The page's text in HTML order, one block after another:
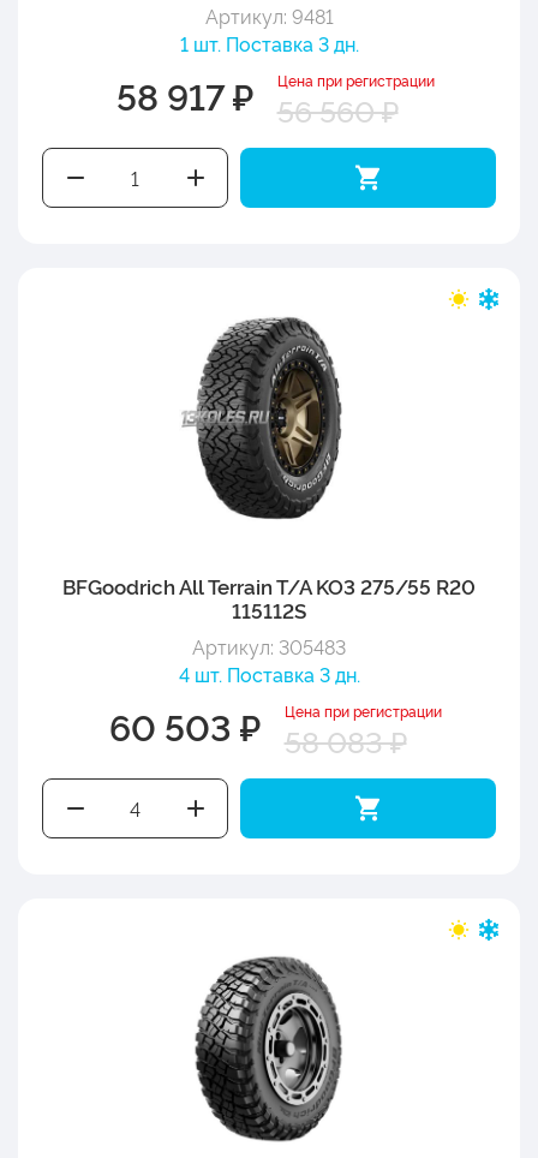
Артикул: 9481
1 шт. Поставка 3 дн.
58 917 ₽ Цена при регистрации
56 560 ₽
BFGoodrich All Terrain T/A KO3 275/55 R20
115112S
Артикул: 305483
4 шт. Поставка 3 дн.
60 503 ₽ Цена при регистрации
58 083 ₽